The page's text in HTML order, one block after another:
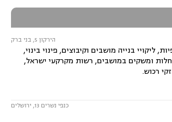
הירקון 5, בני ברק
ליקויי בנייה מושבים וקיבוצים, פינוי בינוי,
ומשקים במושבים, רשות מקרקעי ישראל,
רכוש.
כנפי נשרים 13, ירושלים